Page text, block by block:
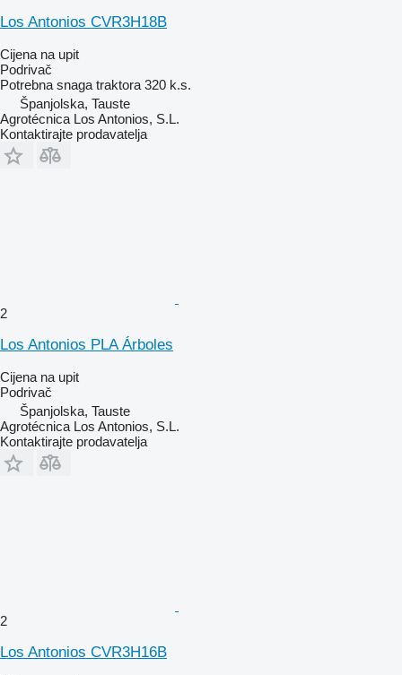
Los Antonios CVR3H18B
Cijena na upit
Podrivač
Potrebna snaga traktora 320 k.s.
Španjolska, Tauste
Agrotécnica Los Antonios, S.L.
Kontaktirajte prodavatelja
2
Los Antonios PLA Árboles
Cijena na upit
Podrivač
Španjolska, Tauste
Agrotécnica Los Antonios, S.L.
Kontaktirajte prodavatelja
2
Los Antonios CVR3H16B